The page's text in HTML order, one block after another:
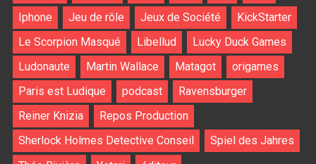
Iphone
Jeu de rôle Jeux de Société
KickStarter
Le Scorpion Masqué
Libellud
Lucky Duck Games
Ludonaute
Martin Wallace Matagot
origames
Paris est Ludique
podcast
Ravensburger
Reiner Knizia
Repos Production
Sherlock Holmes Detective Conseil
Spiel des Jahres